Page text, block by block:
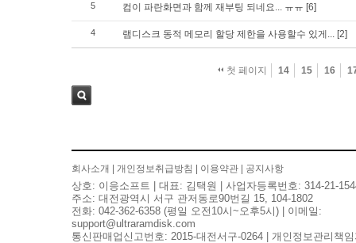
5 컴이 파란화면과 함께 재부팅 되네요... ㅠㅠ [6]
4 램디스크 동적 메모리 할당 제한을 사용할수 있게... [2]
첫 페이지 14 15 16
회사소개 개인정보취급방침 이용약관 공지사항
상호: 이응소프트 | 대표: 김택원 | 사업자등록번호: 314-21-
주소: 대전광역시 서구 관저동로90번길 15, 104-1802
전화: 042-362-6358 (평일 오전10시~오후5시) | 이메일:
support@ultraramdisk.com
통신판매업신고번호: 2015-대전서구-0264 | 개인정보관리책